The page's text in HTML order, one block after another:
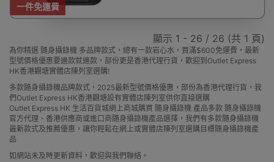
一件免運費
顯示 1 - 26 / 26 (共 1 頁)
為你精選 隨身攝錄機 多品牌款式，總有一款岩心水，買滿$600免運費，最新
型號價格優惠要邊款就邊款，部份更是香港代理行貨，歡迎到Outlet Express
HK香港觀塘實體店陳列室選購!
多款隨身攝錄機品牌款式，2025最新型號價格優惠，部份為香港代理行貨，我
們Outlet Express HK香港觀塘設有實體店陳列室供你直接選購
Outlet Express HK 生活百貨城網上商城購買 隨身攝錄機 產品多款 隨身攝錄機
官方代理、香港供應商或進口商隨身攝錄機產品選擇，我們有多款隨身攝錄機
最新款式及推薦優惠，讓你輕鬆在網上或實體店陳列室選購目標隨身攝錄機產
品
如網站未及時更新資料，歡迎與我們聯絡。